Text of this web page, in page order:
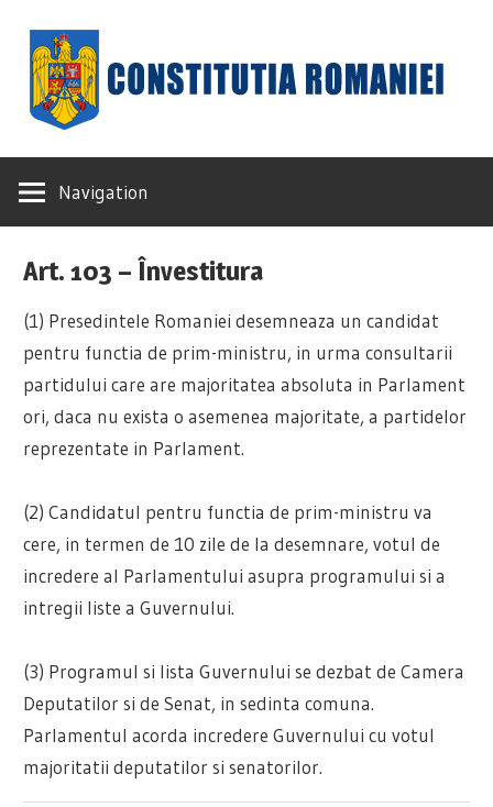
content
Constituția
României
Navigation
Art. 103 – Învestitura
(1) Presedintele Romaniei desemneaza un candidat
pentru functia de prim-ministru, in urma consultarii
partidului care are majoritatea absoluta in Parlament
ori, daca nu exista o asemenea majoritate, a partidelor
reprezentate in Parlament.
(2) Candidatul pentru functia de prim-ministru va
cere, in termen de 10 zile de la desemnare, votul de
incredere al Parlamentului asupra programului si a
intregii liste a Guvernului.
(3) Programul si lista Guvernului se dezbat de Camera
Deputatilor si de Senat, in sedinta comuna.
Parlamentul acorda incredere Guvernului cu votul
majoritatii deputatilor si senatorilor.